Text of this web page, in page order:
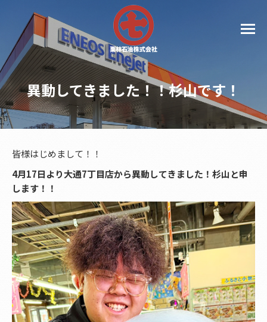
異動してきました！！杉山です！
皆様はじめまして！！
4月17日より大通7丁目店から異動してきました！杉山と申
します！！